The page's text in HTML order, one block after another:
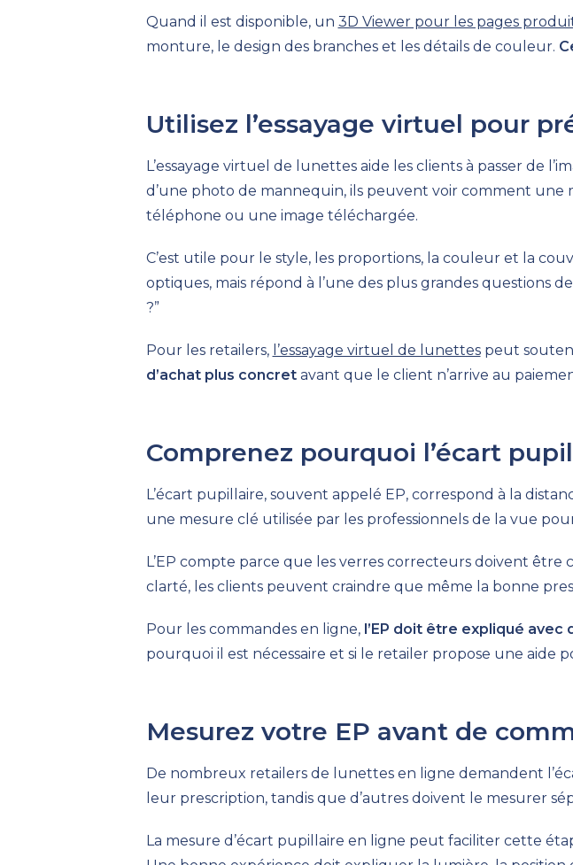
Quand il est disponible, un 3D Viewer pour les pages
monture, le design des branches et les détails de couleur.
Utilisez l’essayage virtuel pour
L’essayage virtuel de lunettes aide les clients à passer de
d’une photo de mannequin, ils peuvent voir comment
téléphone ou une image téléchargée.
C’est utile pour le style, les proportions, la couleur et la
optiques, mais répond à l’une des plus grandes questions
?”
Pour les retailers, l’essayage virtuel de lunettespeut
d’achat plus concretavant que le client n’arrive au
Comprenez pourquoi l’écart
L’écart pupillaire, souvent appelé EP, correspond à la
une mesure clé utilisée par les professionnels de la vue
L’EP compte parce que les verres correcteurs doivent
clarté, les clients peuvent craindre que même la bonne
Pour les commandes en ligne, l’EP doit être expliqué avec
pourquoi il est nécessaire et si le retailer propose une aide
Mesurez votre EP avant de
De nombreux retailers de lunettes en ligne demandent
leur prescription, tandis que d’autres doivent le mesurer
La mesure d’écart pupillaire en ligne peut faciliter cette